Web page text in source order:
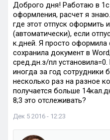
Доброго дня! Работаю в 1с
оформления, расчет я
где этот отпуск оформить
(автоматически), если
к.дней. Я просто оформила
сохранила документ в
сред.дн.з/пл
иногда за год сотрудники
несколько раз на разное
получается больше
8;3 это отслеживать?
Дек 5 2016 - 12:23